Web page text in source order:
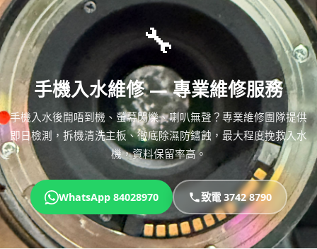
🔧
手機入水維修 — 專業維修服務
手機入水後開唔到機、螢幕閃爍、喇叭無聲？專業維修團隊提供
即日檢測，拆機清洗主板、徹底除濕防鏽蝕，最大程度挽救入水
機，資料保留率高。
WhatsApp 84028970 致電 3742 8790